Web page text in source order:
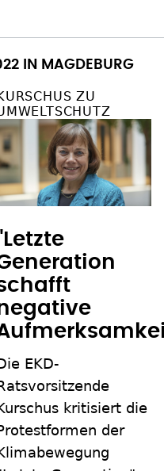
IN MAGDEBURG
ZU
EKD-
kritisiert die
der